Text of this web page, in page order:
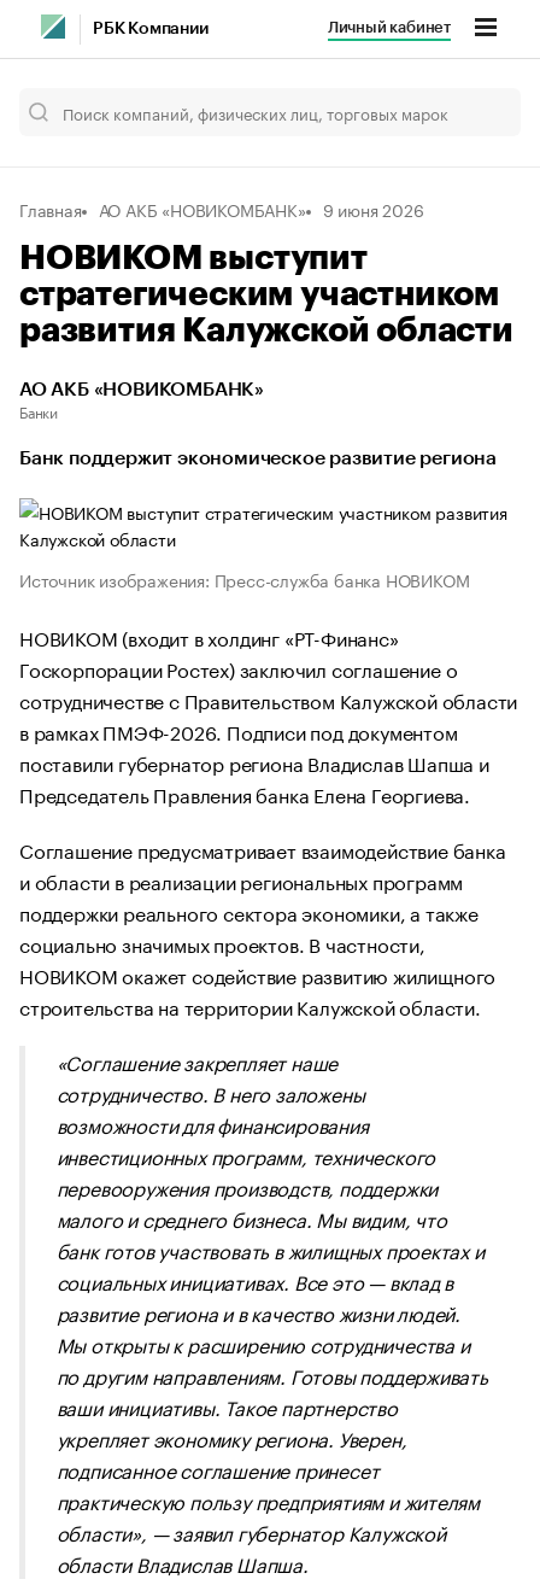
РБК Компании Личный кабинет
Главная АО АКБ «НОВИКОМБАНК» 9 июня 2026
НОВИКОМ выступит
стратегическим участником
развития Калужской области
АО АКБ «НОВИКОМБАНК»
Банки
Банк поддержит экономическое развитие региона
Источник изображения: Пресс-служба банка НОВИКОМ
НОВИКОМ (входит в холдинг «РТ-Финанс»
Госкорпорации Ростех) заключил соглашение о
сотрудничестве с Правительством Калужской области
в рамках ПМЭФ-2026. Подписи под документом
поставили губернатор региона Владислав Шапша и
Председатель Правления банка Елена Георгиева.
Соглашение предусматривает взаимодействие банка
и области в реализации региональных программ
поддержки реального сектора экономики, а также
социально значимых проектов. В частности,
НОВИКОМ окажет содействие развитию жилищного
строительства на территории Калужской области.
«Соглашение закрепляет наше
сотрудничество. В него заложены
возможности для финансирования
инвестиционных программ, технического
перевооружения производств, поддержки
малого и среднего бизнеса. Мы видим, что
банк готов участвовать в жилищных проектах и
социальных инициативах. Все это — вклад в
развитие региона и в качество жизни людей.
Мы открыты к расширению сотрудничества и
по другим направлениям. Готовы поддерживать
ваши инициативы. Такое партнерство
укрепляет экономику региона. Уверен,
подписанное соглашение принесет
практическую пользу предприятиям и жителям
области», — заявил губернатор Калужской
области Владислав Шапша.